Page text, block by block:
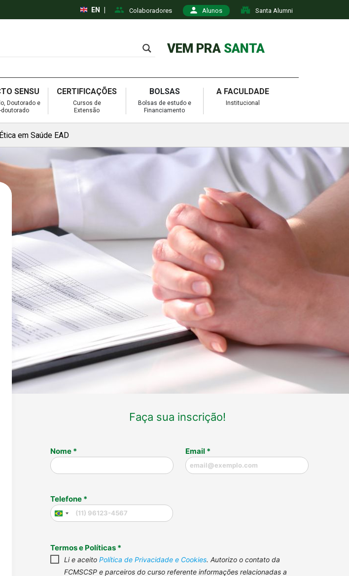
Colaboradores Alunos Santa Alumni
EN
VEM PRA SANTA
SENSU
Doutorado e
doutorado
CERTIFICAÇÕES
Cursos de
Extensão
BOLSAS
Bolsas de estudo e
Financiamento
A FACULDADE
Institucional
em Saúde EAD